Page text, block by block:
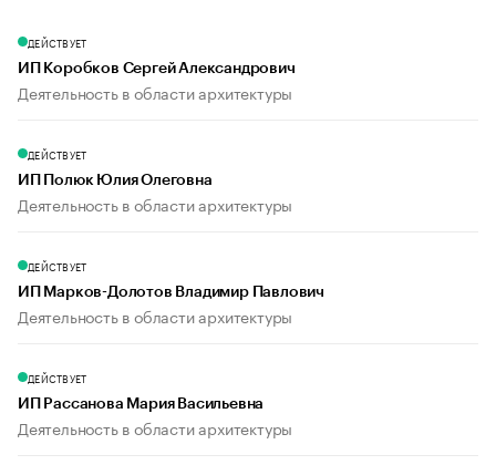
ДЕЙСТВУЕТ
ИП Коробков Сергей Александрович
Деятельность в области архитектуры
ДЕЙСТВУЕТ
ИП Полюк Юлия Олеговна
Деятельность в области архитектуры
ДЕЙСТВУЕТ
ИП Марков-Долотов Владимир Павлович
Деятельность в области архитектуры
ДЕЙСТВУЕТ
ИП Рассанова Мария Васильевна
Деятельность в области архитектуры